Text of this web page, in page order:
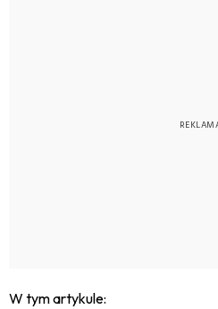
W tym artykule: